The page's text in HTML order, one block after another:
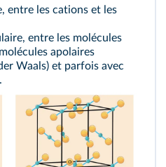
entre les cations et les
entre les molécules
apolaires
Waals) et parfois avec